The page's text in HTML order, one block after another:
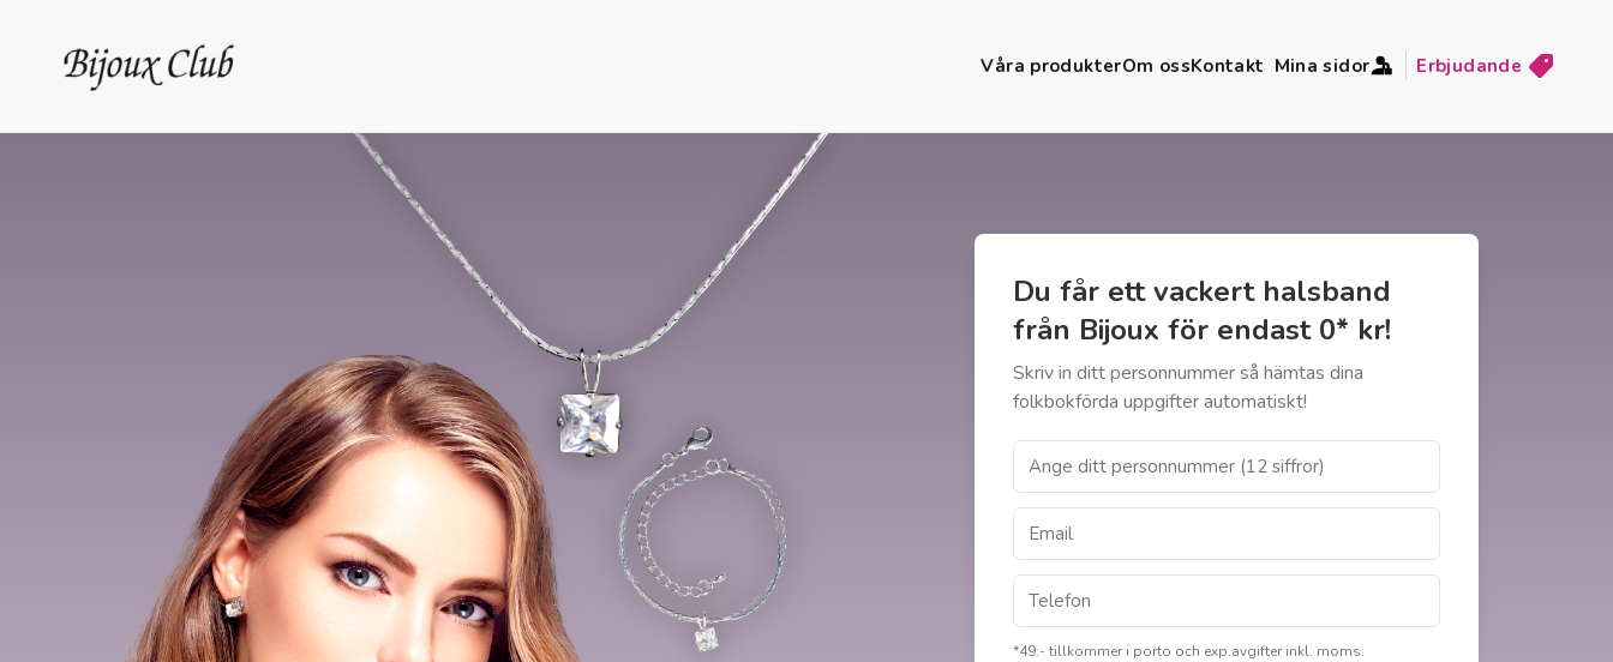
Våra produkterOm ossKontakt Mina sidor Erbjudande
Du får ett vackert halsband
från Bijoux för endast 0* kr!
Skriv in ditt personnummer så hämtas dina
folkbokförda uppgifter automatiskt!
*49:- tillkommer i porto och exp.avgifter inkl. moms.